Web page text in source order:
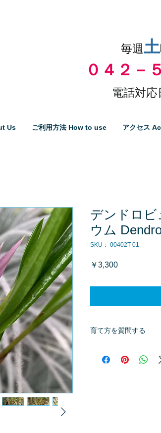
毎週土
０４２－
電話対応
Us ご利用方法 How to use アクセス
デンドロ
ウム
SKU： 00402T-01
￥3,300価
育て方を質問する
※質問へのお返事は、